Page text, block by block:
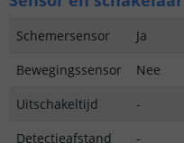
Schemersensor
Ja
Bewegingssensor
Nee
Uitschakeltijd
-
Detectieafstand
-